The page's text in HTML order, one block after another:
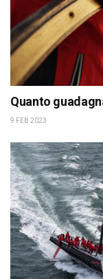
Quanto
9 FEB 2023